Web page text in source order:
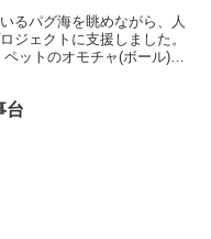
るパグ海を眺めながら、人
ジェクトに支援しました。
ットのオモチャ(ボール)!
台